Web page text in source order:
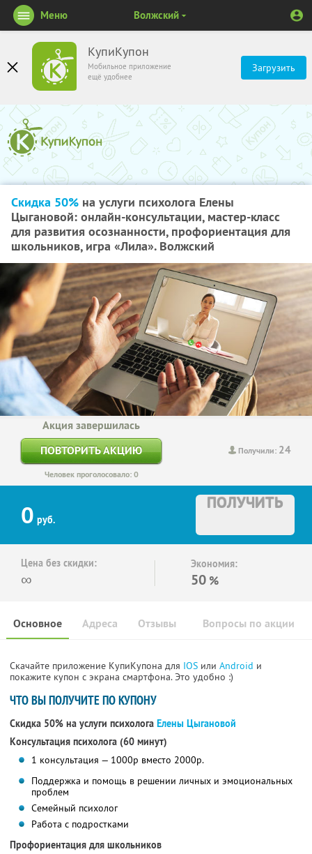
КупиКупон
Мобильное приложение
ещё удобнее
Загрузить
Меню Волжский
Скидка 50% на услуги психолога Елены
Цыгановой: онлайн-консультации, мастер-класс
для развития осознанности, профориентация для
школьников, игра «Лила». Волжский
Получили: 24
Акция завершилась
ПОВТОРИТЬ АКЦИЮ
Человек проголосовало: 0
0 руб.
ПОЛУЧИТЬ
Цена без скидки:
∞
Экономия:
50 %
Основное Отзывы Вопросы по акции
Адреса
Скачайте приложение КупиКупона для IOS или Android и
покажите купон с экрана смартфона. Это удобно :)
ЧТО ВЫ ПОЛУЧИТЕ ПО КУПОНУ
Скидка 50% на услуги психолога Елены Цыгановой
Консультация психолога (60 минут)
1 консультация — 1000р вместо 2000р.
Поддержка и помощь в решении личных и эмоциональных
проблем
Семейный психолог
Работа с подростками
Профориентация для школьников